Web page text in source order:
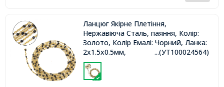
Ланцюг Якірне Плетіння,
Нержавіюча Сталь, паяння, Колір:
Золото, Колір Емалі: Чорний, Ланка:
2х1.5х0.5мм,
...(УТ100024564)